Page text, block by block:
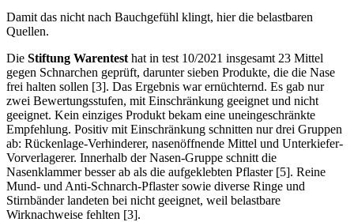
Damit das nicht nach Bauchgefühl klingt, hier die belastbaren
Quellen.
Die Stiftung Warentest hat in test 10/2021 insgesamt 23 Mittel
gegen Schnarchen geprüft, darunter sieben Produkte, die die Nase
frei halten sollen [3]. Das Ergebnis war ernüchternd. Es gab nur
zwei Bewertungsstufen, mit Einschränkung geeignet und nicht
geeignet. Kein einziges Produkt bekam eine uneingeschränkte
Empfehlung. Positiv mit Einschränkung schnitten nur drei Gruppen
ab: Rückenlage-Verhinderer, nasenöffnende Mittel und Unterkiefer-
Vorverlagerer. Innerhalb der Nasen-Gruppe schnitt die
Nasenklammer besser ab als die aufgeklebten Pflaster [5]. Reine
Mund- und Anti-Schnarch-Pflaster sowie diverse Ringe und
Stirnbänder landeten bei nicht geeignet, weil belastbare
Wirknachweise fehlten [3].